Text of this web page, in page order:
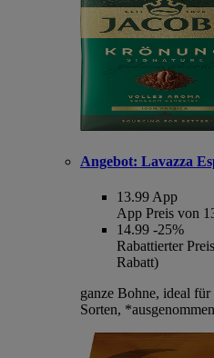
Angebot: Lavazza
13.99 App
App Preis von
14.99 -25%
Rabattierter
Rabatt)
ganze Bohne, ideal
Sorten,